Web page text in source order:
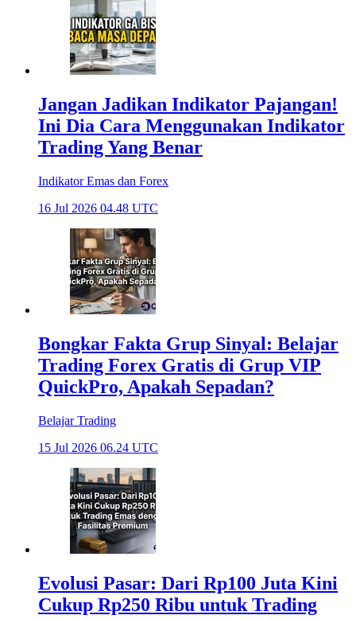
Jangan Jadikan Indikator Pajangan!
Ini Dia Cara Menggunakan Indikator
Trading Yang Benar
Indikator Emas dan Forex
16 Jul 2026 04.48 UTC
Bongkar Fakta Grup Sinyal: Belajar
Trading Forex Gratis di Grup VIP
QuickPro, Apakah Sepadan?
Belajar Trading
15 Jul 2026 06.24 UTC
Evolusi Pasar: Dari Rp100 Juta Kini
Cukup Rp250 Ribu untuk Trading